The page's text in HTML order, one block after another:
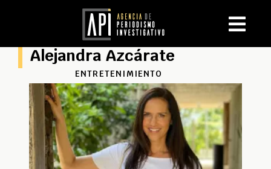
Alejandra Azcárate
ENTRETENIMIENTO